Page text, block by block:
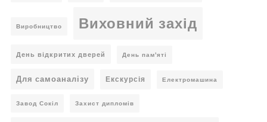
Виробництво Виховний захід
День відкритих дверей День пам'яті
Для самоаналізу Екскурсія Електромашина
Завод Сокіл Захист дипломів